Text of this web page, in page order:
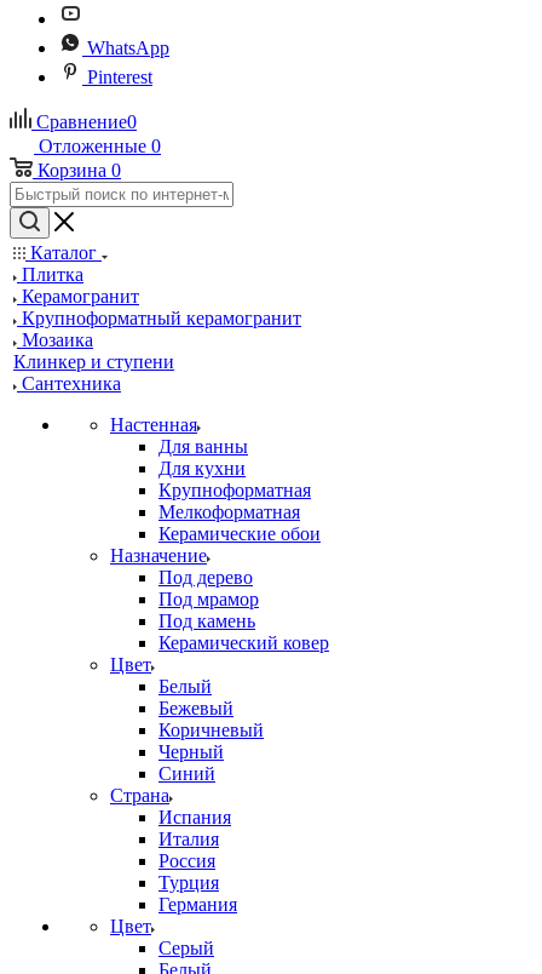
WhatsApp
Pinterest
Сравнение0
Отложенные 0
Корзина 0
Каталог
Плитка
Керамогранит
Крупноформатный керамогранит
Мозаика
Клинкер и ступени
Сантехника
Настенная
Для ванны
Для кухни
Крупноформатная
Мелкоформатная
Керамические обои
Назначение
Под дерево
Под мрамор
Под камень
Керамический ковер
Цвет
Белый
Бежевый
Коричневый
Черный
Синий
Страна
Испания
Италия
Россия
Турция
Германия
Цвет
Серый